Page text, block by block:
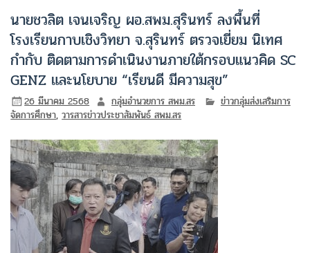
นายชวลิต เจนเจริญ ผอ.สพม.สุรินทร์ ลงพื้นที่
โรงเรียนกาบเชิงวิทยา จ.สุรินทร์ ตรวจเยี่ยม นิเทศ
กำกับ ติดตามการดำเนินงานภายใต้กรอบแนวคิด SC
GENZ และนโยบาย “เรียนดี มีความสุข”
26 มีนาคม 2568 กลุ่มอำนวยการ สพม.สร
ข่าวกลุ่มส่งเสริมการ
จัดการศึกษา,วารสารข่าวประชาสัมพันธ์ สพม.สร